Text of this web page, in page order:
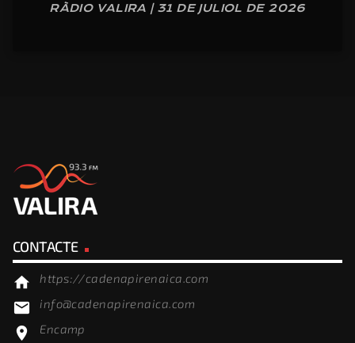
RÀDIO VALIRA | 31 DE JULIOL DE 2026
CONTACTE
home https://cadenapirenaica.com
email info@cadenapirenaica.com
location_on Encamp